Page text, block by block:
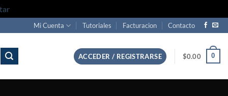
Mi Cuenta Tutoriales Facturacion Contacto
ACCEDER / REGISTRARSE $0.00 0